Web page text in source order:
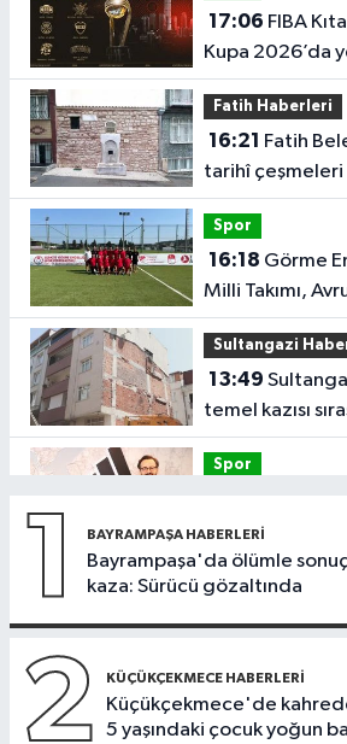
17:06
Kupa 2026’da
alacak takımlar
oldu
Fatih Haberleri
16:21
tarihî
birer ayağa
Spor
16:18
Milli Takımı,
hazırlanıyor
Sultangazi
13:49
temel kazısı
bina tahliye
Spor
İstanbul’a yeni
sponsoru
İstanbul
özendirdi,
oldu: 72 bin lira
Spor
12:42Trendyol 1.
1 BAYRAMPAŞA HABERLERI
Bayrampaşa'da ölümle
kaza: Sürücü gözaltında
2 KÜÇÜKÇEKMECE HABERLERI
Küçükçekmece'de
5 yaşındaki çocuk yoğun